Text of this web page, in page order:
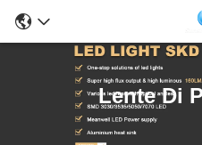
Lente Di